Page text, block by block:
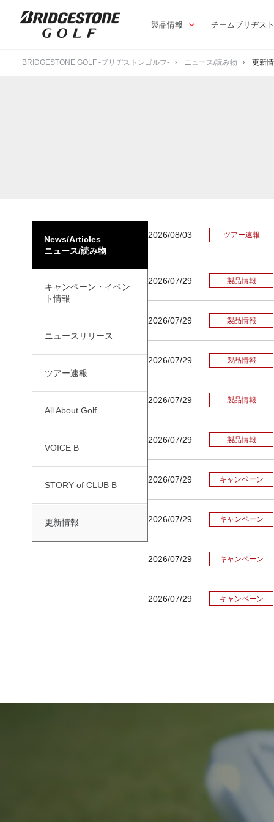
製品情報 チームブリヂス
BRIDGESTONE GOLF -ブリヂストンゴルフ- ニュース/読み物 更新
News/Articles
ニュース/読み物
キャンペーン・イベン
ト情報
ニュースリリース
ツアー速報
All About Golf
VOICE B
STORY of CLUB B
更新情報
2026/08/03 ツアー速報
2026/07/29 製品情報
2026/07/29 製品情報
2026/07/29 製品情報
2026/07/29 製品情報
2026/07/29 製品情報
2026/07/29 キャンペーン
2026/07/29 キャンペーン
2026/07/29 キャンペーン
2026/07/29 キャンペーン